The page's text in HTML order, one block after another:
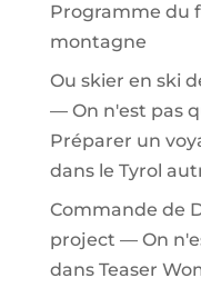
Programme du
montagne
Ou skier en ski
— On n'est pas
Préparer un
dans le Tyrol
Commande de
project — On
dans Teaser